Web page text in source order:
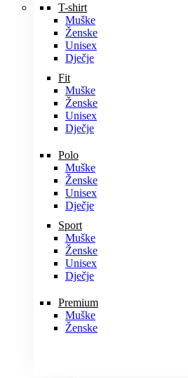
T-shirt
Muške
Ženske
Unisex
Dječje
Fit
Muške
Ženske
Unisex
Dječje
Polo
Muške
Ženske
Unisex
Dječje
Sport
Muške
Ženske
Unisex
Dječje
Premium
Muške
Ženske